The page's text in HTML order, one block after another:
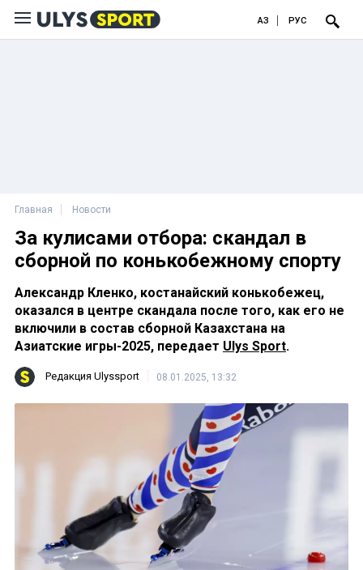
ҚАЗ РУС
Главная Новости
За кулисами отбора: скандал в
сборной по конькобежному спорту
Александр Кленко, костанайский конькобежец,
оказался в центре скандала после того, как его не
включили в состав сборной Казахстана на
Азиатские игры-2025, передает Ulys Sport.
Редакция Ulyssport 08.01.2025, 13:32